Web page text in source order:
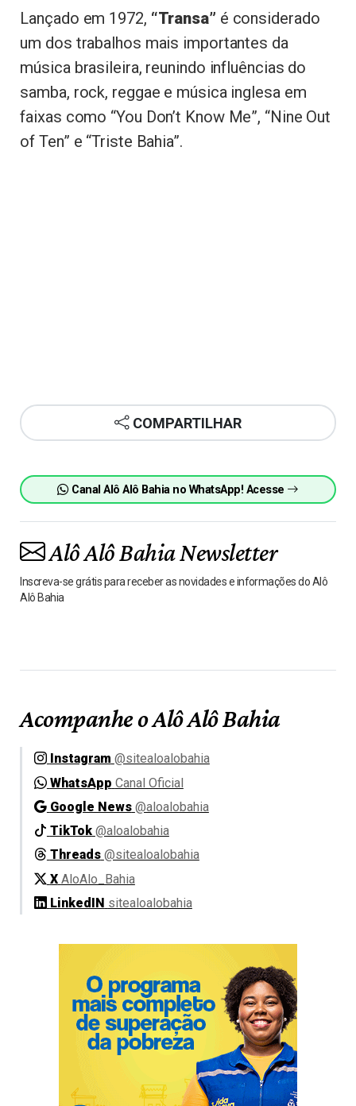
Lançado em 1972, “Transa” é considerado
um dos trabalhos mais importantes da
música brasileira, reunindo influências do
samba, rock, reggae e música inglesa em
faixas como “You Don’t Know Me”, “Nine Out
of Ten” e “Triste Bahia”.
COMPARTILHAR
Canal Alô Alô Bahia no WhatsApp! Acesse
Alô Alô Bahia Newsletter
Inscreva-se grátis para receber as novidades e informações do Alô
Alô Bahia
Acompanhe o Alô Alô Bahia
Instagram @sitealoalobahia
WhatsApp Canal Oficial
Google News @aloalobahia
TikTok @aloalobahia
Threads @sitealoalobahia
X AloAlo_Bahia
LinkedIN sitealoalobahia